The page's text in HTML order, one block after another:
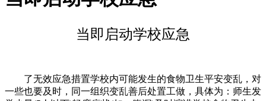
当即启动学校应急
了无效应急措置学校内可能发生的食物卫生平安变乱，对
一些也要及时，同一组织变乱善后处置工做，具体为：师生发